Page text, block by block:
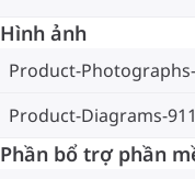
Hình ảnh
Product-
Product-Diagrams-
Phần bổ trợ phần